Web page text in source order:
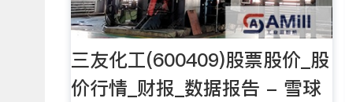
三友化工(600409)股票股价_股
价行情_财报_数据报告 - 雪球